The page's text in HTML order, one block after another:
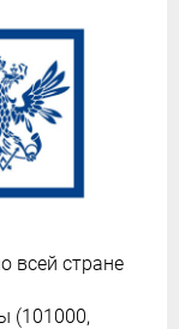
всей стране
(101000,